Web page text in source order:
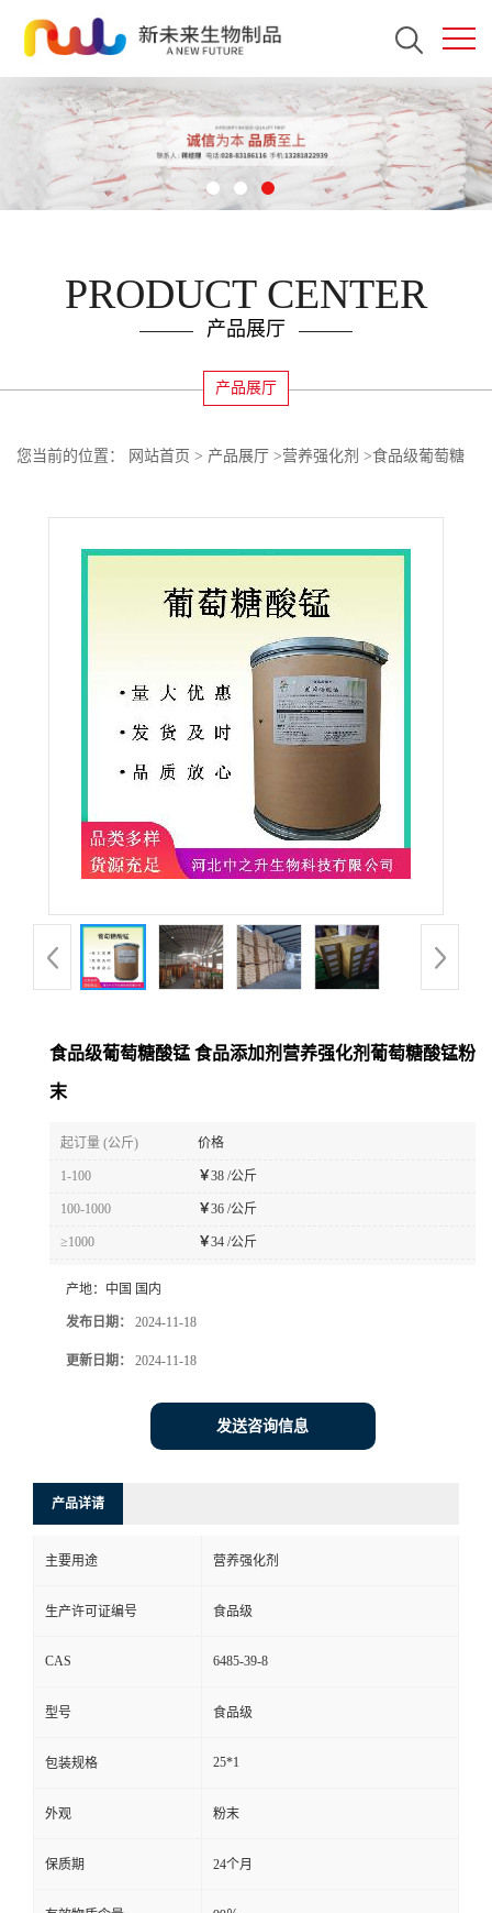
PRODUCT CENTER
产品展厅
产品展厅
您当前的位置： 网站首页 > 产品展厅 >营养强化剂 >食品级葡萄糖
食品级葡萄糖酸锰 食品添加剂营养强化剂葡萄糖酸锰粉
末
起订量 (公斤) 价格
1-100 ￥38 /公斤
100-1000 ￥36 /公斤
≥1000 ￥34 /公斤
产地： 中国 国内
发布日期： 2024-11-18
更新日期： 2024-11-18
发送咨询信息
产品详请
主要用途 营养强化剂
生产许可证编号 食品级
CAS 6485-39-8
型号 食品级
包装规格 25*1
外观 粉末
保质期 24个月